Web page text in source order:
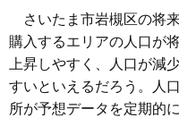
さいたま市岩槻区の将
購入するエリアの人口が
上昇しやすく、人口が減
すいといえるだろう。人
所が予想データを定期的